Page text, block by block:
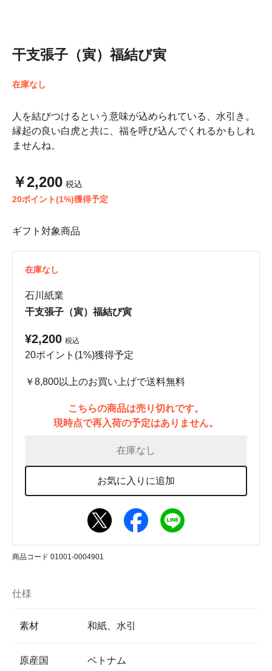
干支張子（寅）福結び寅
在庫なし
人を結びつけるという意味が込められている、水引き。
縁起の良い白虎と共に、福を呼び込んでくれるかもしれ
ませんね。
￥2,200 税込
20ポイント(1%)獲得予定
ギフト対象商品
在庫なし
石川紙業
干支張子（寅）福結び寅
¥2,200 税込
20ポイント(1%)獲得予定
￥8,800以上のお買い上げで送料無料
こちらの商品は売り切れです。
現時点で再入荷の予定はありません。
在庫なし
お気に入りに追加
商品コード 01001-0004901
仕様
素材 和紙、水引
原産国 ベトナム